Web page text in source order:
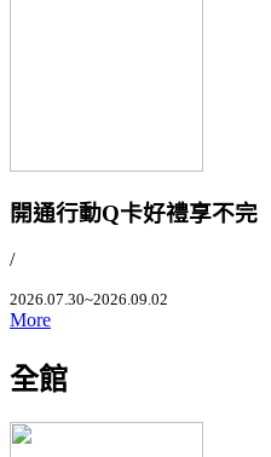
開通行動Q卡好禮享不完
/
2026.07.30~2026.09.02
More
全館